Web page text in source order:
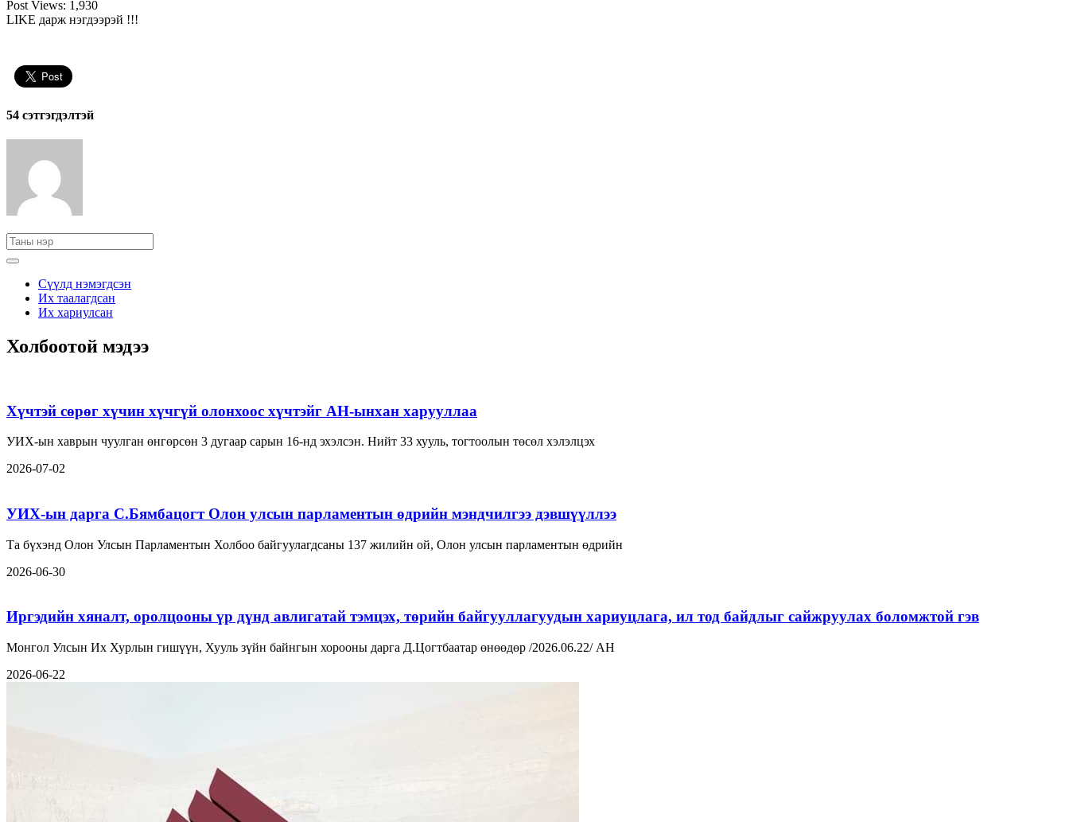
Post Views: 1,930
LIKE дарж нэгдээрэй !!!
54 cэтгэгдэлтэй
Сүүлд нэмэгдсэн
Их таалагдсан
Их хариулсан
Холбоотой мэдээ
Хүчтэй сөрөг хүчин хүчгүй олонхоос хүчтэйг АН-ынхан харууллаа
УИХ-ын хаврын чуулган өнгөрсөн 3 дугаар сарын 16-нд эхэлсэн. Нийт 33 хууль, тогтоолын төсөл хэлэлцэх
2026-07-02
УИХ-ын дарга С.Бямбацогт Олон улсын парламентын өдрийн мэндчилгээ дэвшүүллээ
Та бүхэнд Олон Улсын Парламентын Холбоо байгуулагдсаны 137 жилийн ой, Олон улсын парламентын өдрийн
2026-06-30
Иргэдийн хяналт, оролцооны үр дүнд авлигатай тэмцэх, төрийн байгууллагуудын хариуцлага, ил тод байдлыг сайжруулах боломжтой гэв
Монгол Улсын Их Хурлын гишүүн, Хууль зүйн байнгын хорооны дарга Д.Цогтбаатар өнөөдөр /2026.06.22/ АН
2026-06-22